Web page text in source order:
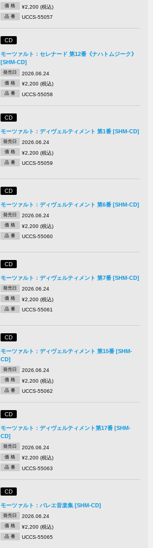
価 格 ¥2,200 (税込)
品 番 UCCS-55057
CD
モーツァルト：セレナード 第12番《ナハトムジーク》
[SHM-CD]
発売日 2026.06.24
価 格 ¥2,200 (税込)
品 番 UCCS-55058
CD
モーツァルト：ディヴェルティメント 第1番 [SHM-CD]
発売日 2026.06.24
価 格 ¥2,200 (税込)
品 番 UCCS-55059
CD
モーツァルト：ディヴェルティメント 第6番 [SHM-CD]
発売日 2026.06.24
価 格 ¥2,200 (税込)
品 番 UCCS-55060
CD
モーツァルト：ディヴェルティメント 第7番 [SHM-CD]
発売日 2026.06.24
価 格 ¥2,200 (税込)
品 番 UCCS-55061
CD
モーツァルト：ディヴェルティメント 第15番 [SHM-
CD]
発売日 2026.06.24
価 格 ¥2,200 (税込)
品 番 UCCS-55062
CD
モーツァルト：ディヴェルティメント第17番 [SHM-
CD]
発売日 2026.06.24
価 格 ¥2,200 (税込)
品 番 UCCS-55063
CD
モーツァルト：バレエ音楽集 [SHM-CD]
発売日 2026.06.24
価 格 ¥2,200 (税込)
品 番 UCCS-55065